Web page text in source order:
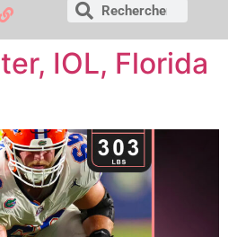
IOL, Florida